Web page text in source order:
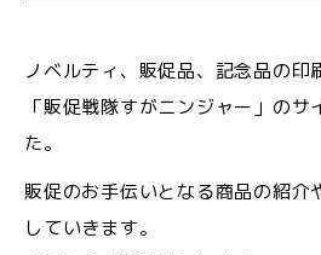
ノベルティ、販促品、記念品の印
「販促戦隊すがニンジャー」のサ
た。
販促のお手伝いとなる商品の紹介
していきます。